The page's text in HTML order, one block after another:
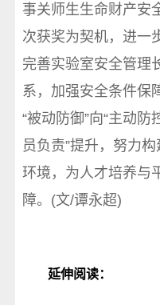
事关师生生命财产安
次获奖为契机，进一
完善实验室安全管理
系，加强安全条件保
“被动防御”向“主动防
员负责”提升，努力
环境，为人才培养与
障。(文/谭永超)
延伸阅读：